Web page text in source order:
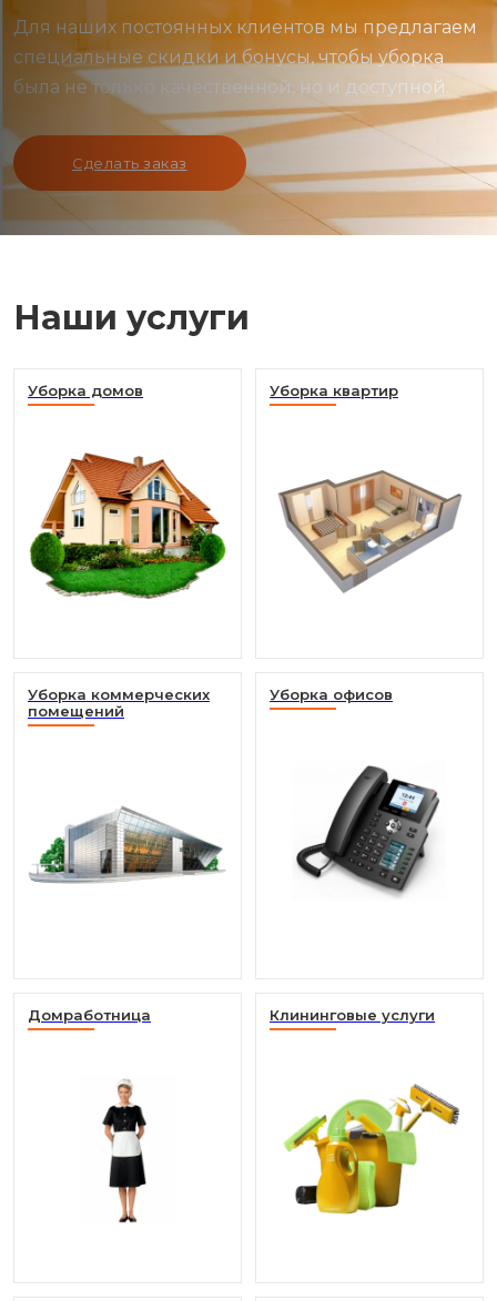
Для наших постоянных клиентов мы предлагаем
специальные скидки и бонусы, чтобы уборка
была не только качественной, но и доступной.
Сделать заказ
Наши услуги
Уборка домов Уборка квартир
Уборка коммерческих
помещений
Уборка офисов
Домработница Клининговые услуги